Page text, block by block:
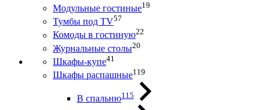
Модульные гостиные19
Тумбы под ТV57
Комоды в гостиную22
Журнальные столы20
Шкафы-купе41
Шкафы распашные119
В спальню115